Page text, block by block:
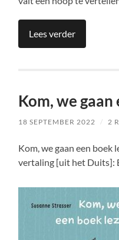
Lees verder
Kom, we
18 SEPTEMBER 2022 / 2
Kom, we gaan een boek
vertaling [uit het Duits]: